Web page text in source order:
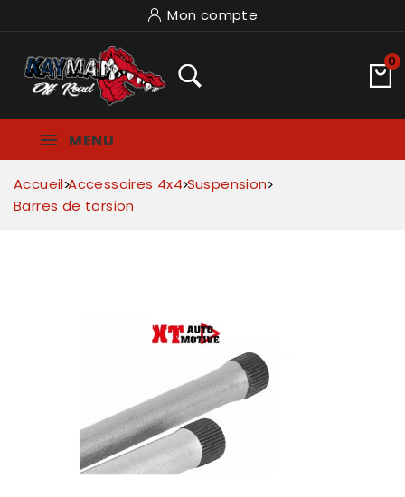
Mon compte
0
MENU
Accueil Accessoires 4x4 Suspension
Barres de torsion